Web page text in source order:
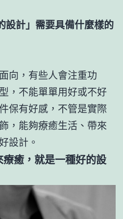
設計」需要具備什麼樣的
向，有些人會注重功
，不能單單用好或不好
保有好感，不管是實際
，能夠療癒生活、帶來
設計。
療癒，就是一種好的設